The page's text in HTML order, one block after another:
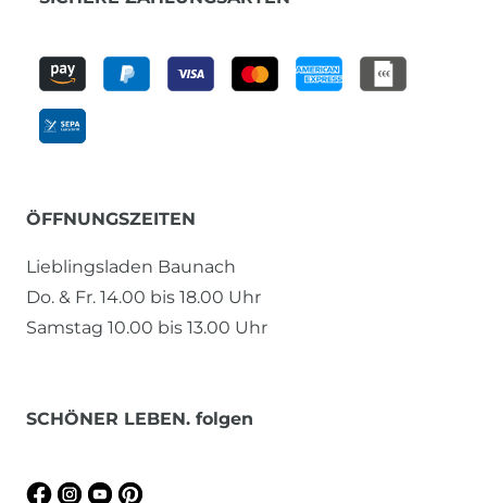
ÖFFNUNGSZEITEN
Lieblingsladen Baunach
Do. & Fr. 14.00 bis 18.00 Uhr
Samstag 10.00 bis 13.00 Uhr
SCHÖNER LEBEN. folgen